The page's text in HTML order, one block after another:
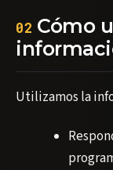
02 Cómo
Utilizamos la